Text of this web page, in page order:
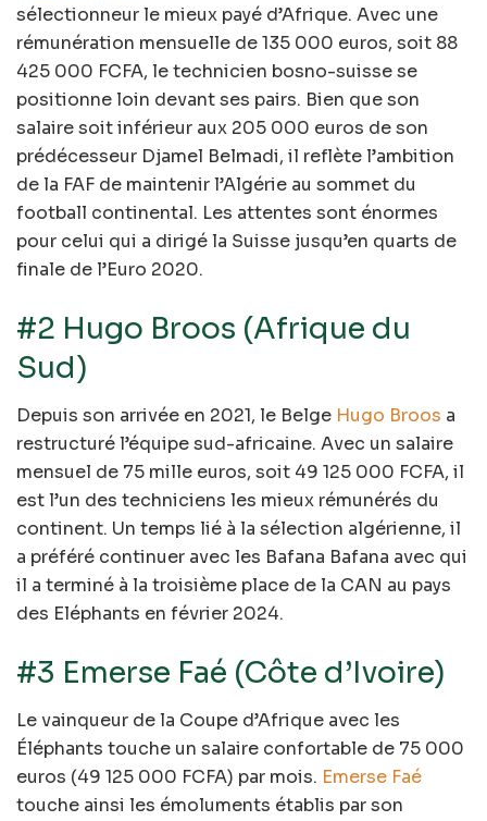
sélectionneur le mieux payé d’Afrique. Avec une
rémunération mensuelle de 135 000 euros, soit 88
425 000 FCFA, le technicien bosno-suisse se
positionne loin devant ses pairs. Bien que son
salaire soit inférieur aux 205 000 euros de son
prédécesseur Djamel Belmadi, il reflète l’ambition
de la FAF de maintenir l’Algérie au sommet du
football continental. Les attentes sont énormes
pour celui qui a dirigé la Suisse jusqu’en quarts de
finale de l’Euro 2020.
#2 Hugo Broos (Afrique du
Sud)
Depuis son arrivée en 2021, le Belge Hugo Broos a
restructuré l’équipe sud-africaine. Avec un salaire
mensuel de 75 mille euros, soit 49 125 000 FCFA, il
est l’un des techniciens les mieux rémunérés du
continent. Un temps lié à la sélection algérienne, il
a préféré continuer avec les Bafana Bafana avec qui
il a terminé à la troisième place de la CAN au pays
des Eléphants en février 2024.
#3 Emerse Faé (Côte d’Ivoire)
Le vainqueur de la Coupe d’Afrique avec les
Éléphants touche un salaire confortable de 75 000
euros (49 125 000 FCFA) par mois. Emerse Faé
touche ainsi les émoluments établis par son